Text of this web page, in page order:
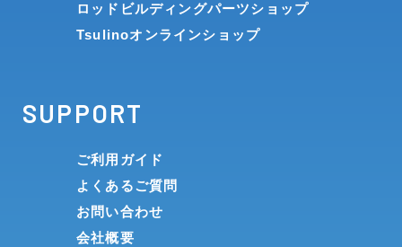
ロッドビルディングパーツショップ
Tsulinoオンラインショップ
SUPPORT
ご利用ガイド
よくあるご質問
お問い合わせ
会社概要